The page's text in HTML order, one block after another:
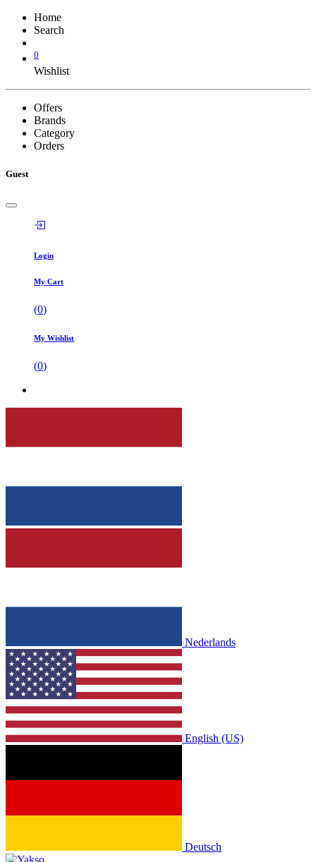
Home
Search
0
Wishlist
Offers
Brands
Category
Orders
Guest
Login
My Cart
(0)
My Wishlist
(0)
Nederlands
English (US)
Deutsch